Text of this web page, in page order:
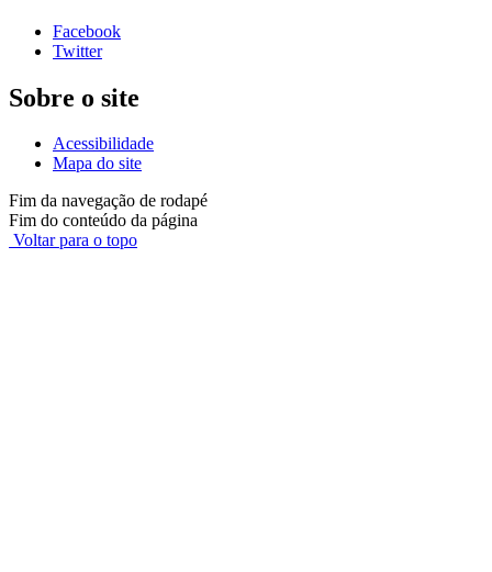
Facebook
Twitter
Sobre o site
Acessibilidade
Mapa do site
Fim da navegação de rodapé
Fim do conteúdo da página
Voltar para o topo